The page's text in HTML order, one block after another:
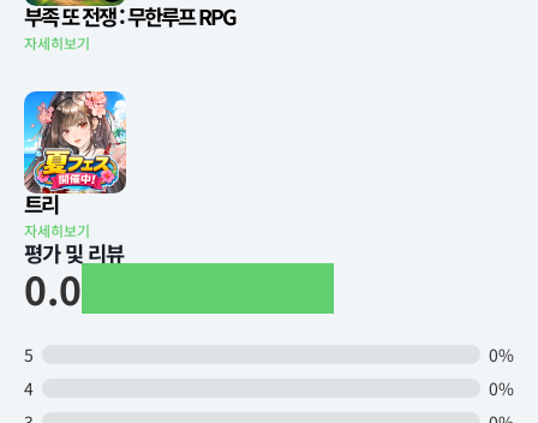
부족 또 전쟁 : 무한루프 RPG
자세히보기
트리
자세히보기
평가 및 리뷰
0.0
5
0%
4
0%